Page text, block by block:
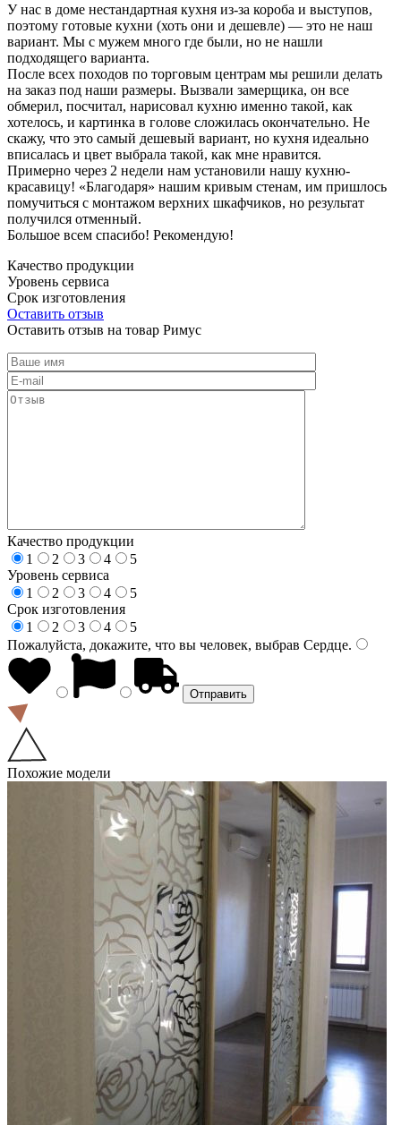
У нас в доме нестандартная кухня из-за короба и выступов,
поэтому готовые кухни (хоть они и дешевле) — это не наш
вариант. Мы с мужем много где были, но не нашли
подходящего варианта.
После всех походов по торговым центрам мы решили делать
на заказ под наши размеры. Вызвали замерщика, он все
обмерил, посчитал, нарисовал кухню именно такой, как
хотелось, и картинка в голове сложилась окончательно. Не
скажу, что это самый дешевый вариант, но кухня идеально
вписалась и цвет выбрала такой, как мне нравится.
Примерно через 2 недели нам установили нашу кухню-
красавицу! «Благодаря» нашим кривым стенам, им пришлось
помучиться с монтажом верхних шкафчиков, но результат
получился отменный.
Большое всем спасибо! Рекомендую!
Качество продукции
Уровень сервиса
Срок изготовления
Оставить отзыв
Оставить отзыв на товар Римус
Качество продукции
1
2 3 4
5
Уровень сервиса
1
2 3 4
5
Срок изготовления
1
2 3 4
5
Пожалуйста, докажите, что вы человек, выбрав Сердце.
Похожие модели